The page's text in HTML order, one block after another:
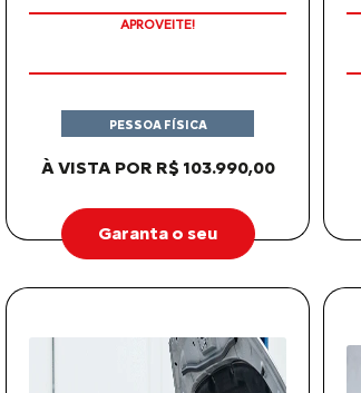
TAXA ZERO
À VISTA POR R$ 103.990,00
PESSOA FÍSICA
Garanta o seu